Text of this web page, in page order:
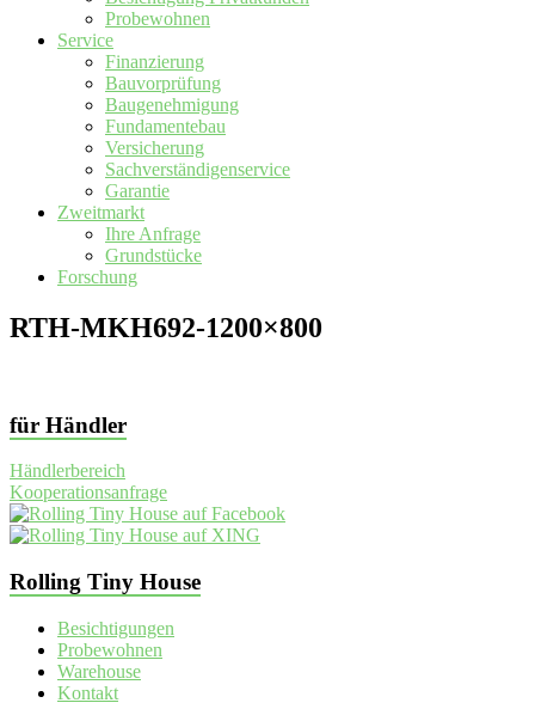
Probewohnen
Service
Finanzierung
Bauvorprüfung
Baugenehmigung
Fundamentebau
Versicherung
Sachverständigenservice
Garantie
Zweitmarkt
Ihre Anfrage
Grundstücke
Forschung
RTH-MKH692-1200×800
für Händler
Händlerbereich
Kooperationsanfrage
Rolling Tiny House
Besichtigungen
Probewohnen
Warehouse
Kontakt